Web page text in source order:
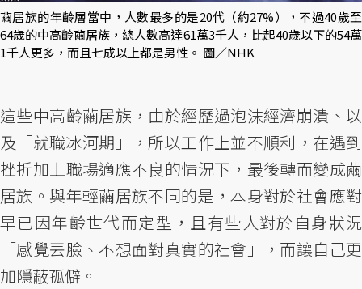
繭居族的年齡層當中，人數最多的是20代（約27%），不過40歲至
64歲的中高齡繭居族，總人數高達61萬3千人，比起40歲以下的54萬
1千人更多，而且七成以上都是男性。 圖／NHK
這些中高齡繭居族，由於經歷過泡沫經濟崩潰、以
及「就職冰河期」，所以工作上並不順利，在遇到
挫折加上職場適應不良的情況下，最後轉而變成繭
居族。與年輕繭居族不同的是，本身對於社會應對
早已因年齡世代而定型，且有些人對於自身狀況
「感覺丟臉、不想面對真實的社會」，而讓自己更
加隱蔽孤僻。